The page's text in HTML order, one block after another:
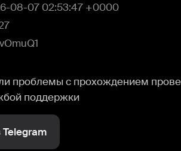
08-07 02:53:47 +0000
проблемы с прохождением
поддержки